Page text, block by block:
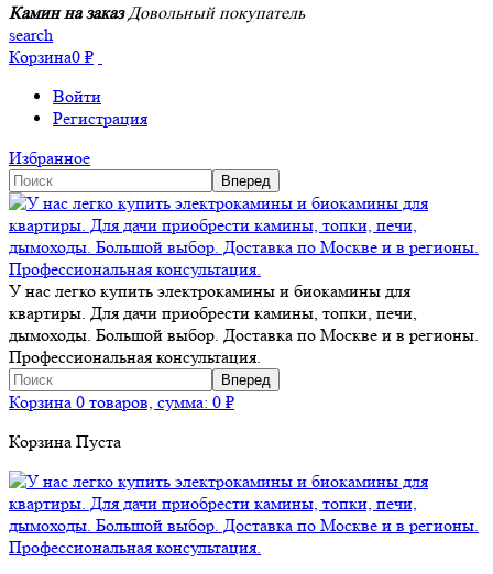
Камин на заказ Довольный покупатель
search
Корзина0 ₽
Войти
Регистрация
Избранное
У нас легко купить электрокамины и биокамины для
квартиры. Для дачи приобрести камины, топки, печи,
дымоходы. Большой выбор. Доставка по Москве и в регионы.
Профессиональная консультация.
Корзина 0 товаров, сумма: 0 ₽
Корзина Пуста